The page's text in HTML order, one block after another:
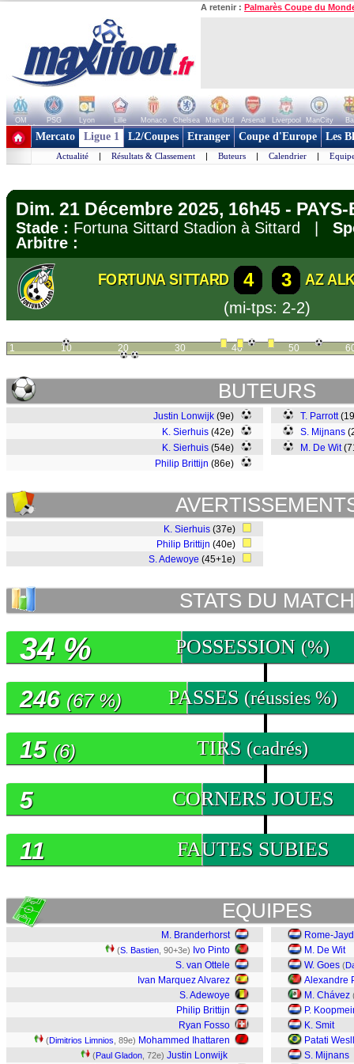
A retenir : Palmarès Coupe du
OM PSG Lyon Lille Monaco Chelsea Man Utd Arsenal Liverpool ManCity
+ de clubs
Mercato Ligue 1 L2/Coupes Etranger Coupe d'Europe Les
Actualité | Résultats & Classement | Buteurs | Calendrier |
Dim. 21 Décembre 2025, 16h45 -
Stade : Fortuna Sittard Stadion à Sittard |
Arbitre :
FORTUNA SITTARD 4 3
AZ
(mi-tps: 2-2)
1 10 20 30 40 50
BUTEURS
Justin Lonwijk (9e)
K. Sierhuis (42e)
K. Sierhuis (54e)
Philip Brittijn (86e)
T. Parrott
S. Mijnans
M. De Wit
K. Sierhuis (37e)
Philip Brittijn (40e)
S. Adewoye (45+1e)
STATS DU MATCH
POSSESSION (%)
34 %
PASSES (réussies %)
246 (67 %)
TIRS (cadrés)
15 (6)
CORNERS JOUES
5
FAUTES SUBIES
11
EQUIPES
M. Branderhorst
(S. Bastien , 90+3e) Ivo Pinto
S. van Ottele
Ivan Marquez Alvarez
S. Adewoye
Philip Brittijn
Ryan Fosso
(Dimitrios Limnios , 89e) Mohammed Ihattaren
(Paul Gladon , 72e) Justin Lonwijk
Rome-
M. De Wit
W. Goes (
Alexandre
M. Chávez
P.
K. Smit
Patati
S. Mijnans